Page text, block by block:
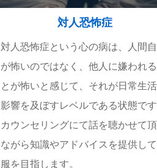
対人恐怖症
対人恐怖症という心の病は、人間
が怖いのではなく、他人に嫌われ
とが怖いと感じて、それが日常生
影響を及ぼすレベルである状態で
カウンセリングにて話を聴かせて
ながら知識やアドバイスを提供し
服を目指します。